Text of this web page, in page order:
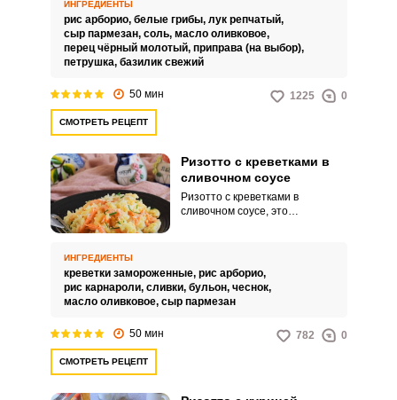
и отлично впишется в
праздничное застолье.
ИНГРЕДИЕНТЫ
рис арборио, белые грибы, лук репчатый,
сыр пармезан, соль, масло оливковое,
перец чёрный молотый, приправа (на выбор),
петрушка, базилик свежий
50 мин 1225 0
СМОТРЕТЬ РЕЦЕПТ
Ризотто с креветками в
сливочном соусе
Ризотто с креветками в
сливочном соусе, это
различных вариантов на тему
«ризотто» существует такое
огромное множество, что даже
итальянцы в них давно
приготовления ризотто нет,
ИНГРЕДИЕНТЫ
креветки замороженные, рис арборио,
рис карнароли, сливки, бульон, чеснок,
масло оливковое, сыр пармезан
50 мин 782 0
СМОТРЕТЬ РЕЦЕПТ